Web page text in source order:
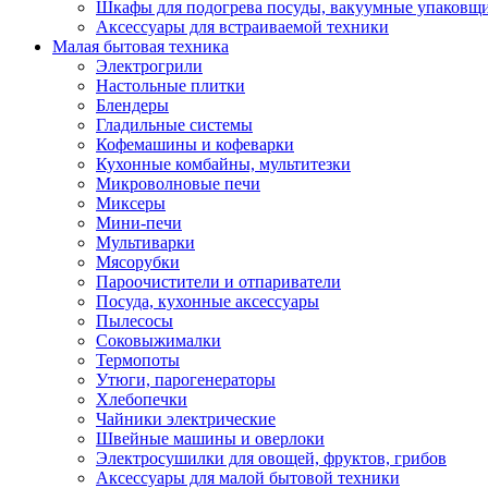
Шкафы для подогрева посуды, вакуумные
Аксессуары для встраиваемой техники
Малая бытовая техника
Электрогрили
Настольные плитки
Блендеры
Гладильные системы
Кофемашины и кофеварки
Кухонные комбайны, мультитезки
Микроволновые печи
Миксеры
Мини-печи
Мультиварки
Мясорубки
Пароочистители и отпариватели
Посуда, кухонные аксессуары
Пылесосы
Соковыжималки
Термопоты
Утюги, парогенераторы
Хлебопечки
Чайники электрические
Швейные машины и оверлоки
Электросушилки для овощей, фруктов, грибов
Аксессуары для малой бытовой техники